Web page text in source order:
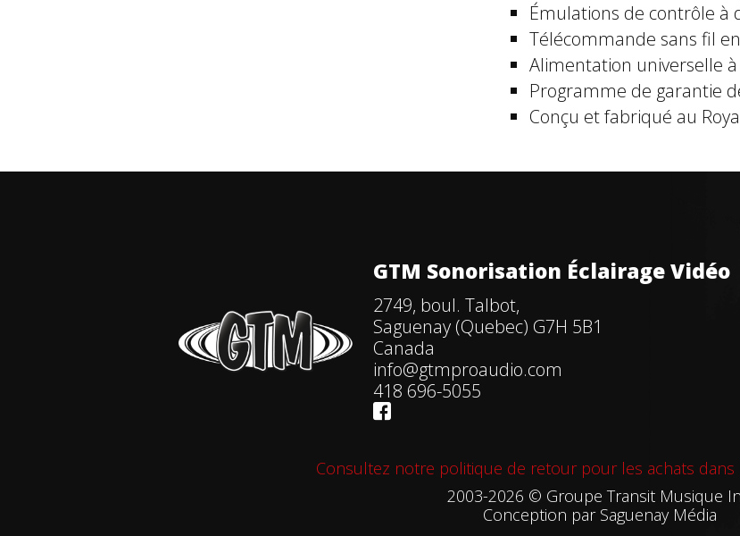
Émulations de contrôle à
Télécommande sans fil
Alimentation universelle
Programme de garantie
Conçu et fabriqué au
GTM Sonorisation Éclairage Vidéo
2749, boul. Talbot,
Saguenay (Quebec) G7H 5B1
Canada
info@gtmproaudio.com
418 696-5055
Consultez notre politique de retour pour les achats dans
2003-2026 © Groupe Transit Musique
Conception par Saguenay Média